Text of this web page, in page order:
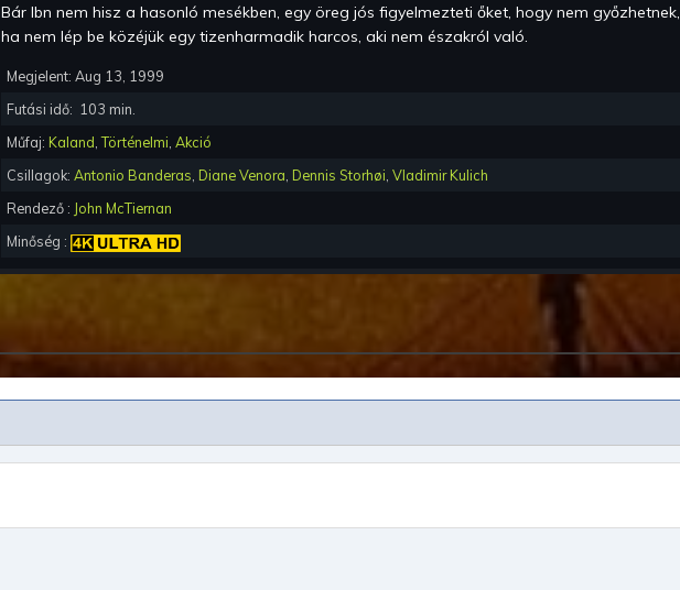
Bár Ibn nem hisz a hasonló mesékben, egy öreg jós figyelmezteti őket, hogy nem győzhetnek,
ha nem lép be közéjük egy tizenharmadik harcos, aki nem északról való.
Megjelent: Aug 13, 1999
Futási idő: 103 min.
Műfaj: Kaland,Történelmi, Akció
Csillagok: Antonio Banderas, Diane Venora, Dennis Storhøi, Vladimir Kulich
Rendező : John McTiernan
Minőség :